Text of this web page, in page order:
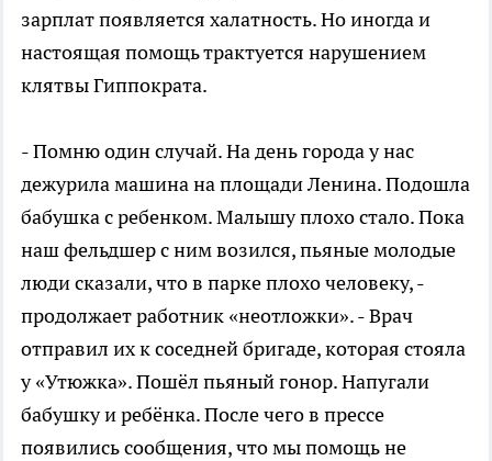
зарплат появляется халатность. Но иногда и
настоящая помощь трактуется нарушением
клятвы Гиппократа.
- Помню один случай. На день города у нас
дежурила машина на площади Ленина. Подошла
бабушка с ребенком. Малышу плохо стало. Пока
наш фельдшер с ним возился, пьяные молодые
люди сказали, что в парке плохо человеку, -
продолжает работник «неотложки». - Врач
отправил их к соседней бригаде, которая стояла
у «Утюжка». Пошёл пьяный гонор. Напугали
бабушку и ребёнка. После чего в прессе
появились сообщения, что мы помощь не